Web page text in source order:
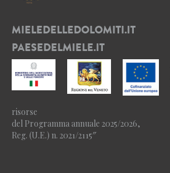
MIELEDELLEDOLOMITI.IT
PAESEDELMIELE.IT
risorse
del Programma annuale 2025/2026,
Reg. (U.E.) n. 2021/2115″